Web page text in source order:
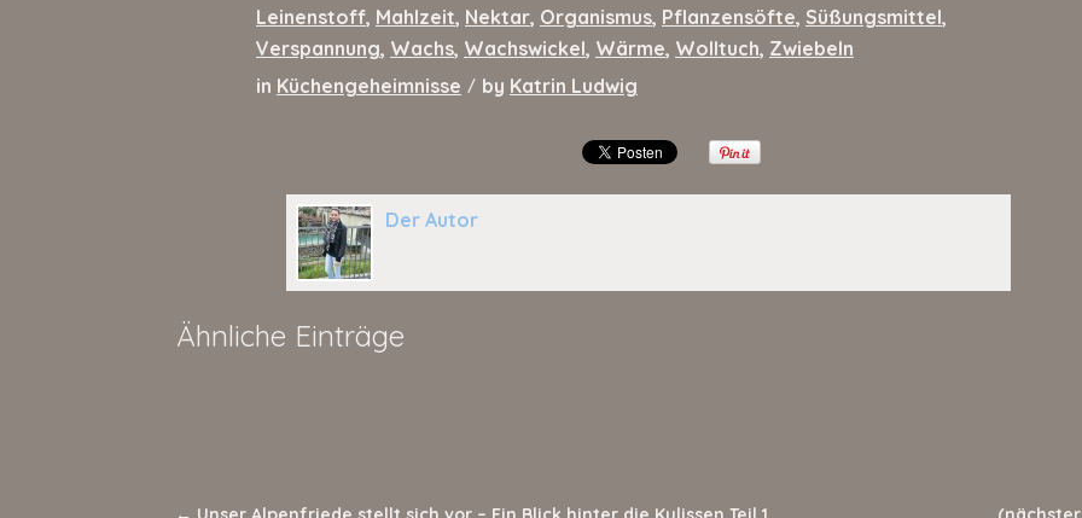
Leinenstoff, Mahlzeit, Nektar, Organismus, Pflanzensöfte, Süßungsmittel,
Verspannung, Wachs, Wachswickel, Wärme, Wolltuch, Zwiebeln
in Küchengeheimnisse / by Katrin Ludwig
Der Autor
Ähnliche Einträge